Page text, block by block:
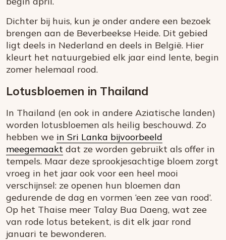
Dichter bij huis, kun je onder andere een bezoek
brengen aan de Beverbeekse Heide. Dit gebied
ligt deels in Nederland en deels in België. Hier
kleurt het natuurgebied elk jaar eind lente, begin
zomer helemaal rood.
Lotusbloemen in Thailand
In Thailand (en ook in andere Aziatische landen)
worden lotusbloemen als heilig beschouwd. Zo
hebben we in Sri Lanka bijvoorbeeld
meegemaakt dat ze worden gebruikt als offer in
tempels. Maar deze sprookjesachtige bloem zorgt
vroeg in het jaar ook voor een heel mooi
verschijnsel: ze openen hun bloemen dan
gedurende de dag en vormen ‘een zee van rood’.
Op het Thaise meer Talay Bua Daeng, wat zee
van rode lotus betekent, is dit elk jaar rond
januari te bewonderen.